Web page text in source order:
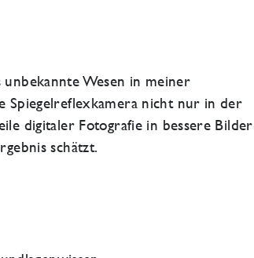
unbekannte Wesen in meiner
Spiegelreflexkamera nicht nur in der
digitaler Fotografie in bessere Bilder
schätzt.